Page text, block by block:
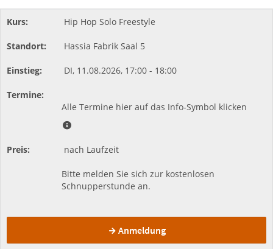
Hip Hop Solo Freestyle
Hassia Fabrik Saal 5
DI, 11.08.2026, 17:00 - 18:00
Alle Termine hier auf das Info-Symbol klicken
nach Laufzeit
Bitte melden Sie sich zur kostenlosen
Schnupperstunde an.
Anmeldung